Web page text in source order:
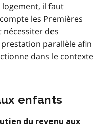
il faut
les Premières
des
parallèle afin
dans le contexte
enfants
du revenu aux